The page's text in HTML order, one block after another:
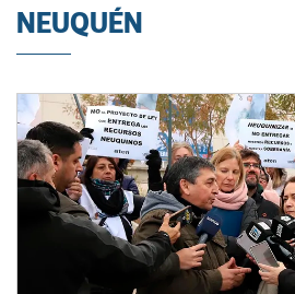
NEUQUÉN